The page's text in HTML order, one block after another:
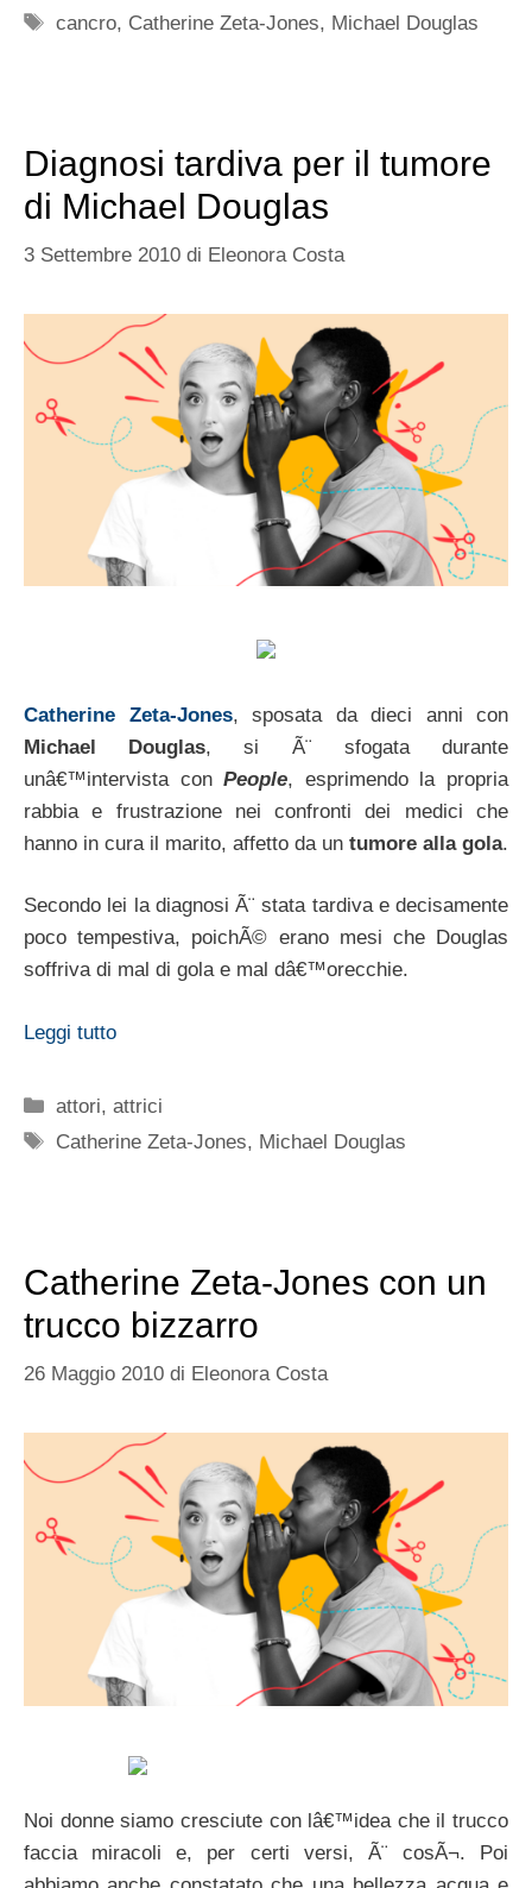
Tag
cancro, Catherine Zeta-Jones, Michael Douglas
Diagnosi tardiva per il tumore
di Michael Douglas
3 Settembre 2010 di Eleonora Costa
Catherine Zeta-Jones, sposata da dieci anni con
Michael Douglas, si Ã¨ sfogata durante
unâ€™intervista conPeople, esprimendo la propria
rabbia e frustrazione nei confronti dei medici che
hanno in cura il marito, affetto da un tumore alla gola.
Secondo lei la diagnosi Ã¨ stata tardiva e decisamente
poco tempestiva, poichÃ© erano mesi che Douglas
soffriva di mal di gola e mal dâ€™orecchie.
Leggi tutto
Categorie
attori,attrici
Tag
Catherine Zeta-Jones, Michael Douglas
Catherine Zeta-Jones con un
trucco bizzarro
26 Maggio 2010 di Eleonora Costa
Noi donne siamo cresciute con lâ€™idea che il trucco
faccia miracoli e, per certi versi, Ã¨ cosÃ¬. Poi